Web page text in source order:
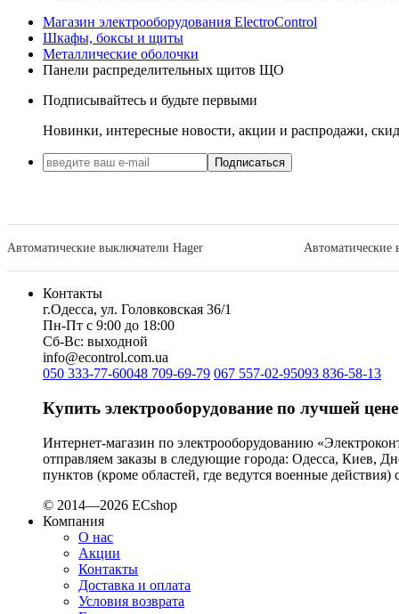
GreenVision (Китай)
Hager (Германия)
Haupa (Германия)
Hemstedt (Германия)
Horoz Electric (Турция)
IME (Италия)
JA SOLAR (Китай)
Jokari (Германия)
Katko (Финляндия)
KNIPEX (Чехия)
Kolarz (Австрия)
Kopos (Чехия)
Legrand (Франция)
LogicPower (Украина)
LuxPower (Китай)
Massive (Бельгия)
MAXUS (Китай)
Mersen (Франция)
NIK (Украина)
NOARK
Onka (Турция)
OZKA (Украина)
Phoenix Contact (Германия)
Plank Electrotechnic (Украина)
Pro'sKit (Тайвань)
Магазин электрооборудования ElectroControl
Шкафы, боксы и щиты
Металлические оболочки
Панели распределительных щитов ЩО
Подписывайтесь и будьте первыми
Новинки, интересные новости, акции и распродажи,
Подписаться
Автоматические выключатели Hager Автоматические
Контакты
г.Одесса, ул. Головковская 36/1
Пн-Пт с 9:00 до 18:00
Сб-Вс: выходной
info@econtrol.com.ua
050 333-77-60048 709-69-79 067 557-02-95093 836-58-13
Купить электрооборудование по лучшей
Интернет-магазин по электрооборудованию
отправляем заказы в следующие города: Одесса, Киев,
пунктов (кроме областей, где ведутся военные
© 2014—2026 ECshop
Компания
О нас
Акции
Контакты
Доставка и оплата
Условия возврата